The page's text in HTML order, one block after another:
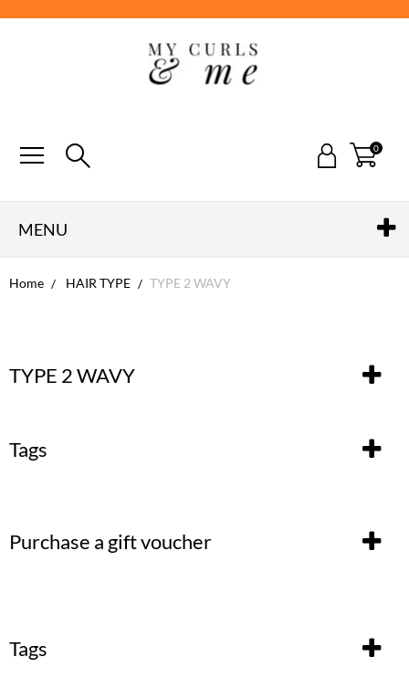
0
MENU
Home HAIR TYPE TYPE 2 WAVY
TYPE 2 WAVY
Tags
Purchase a gift voucher
Tags